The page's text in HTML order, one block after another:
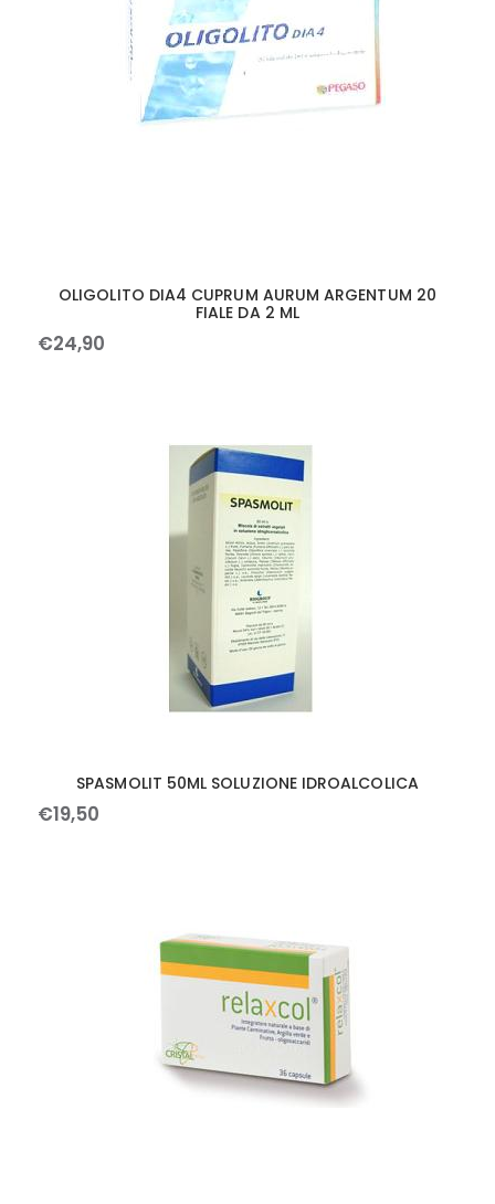
OLIGOLITO DIA4 CUPRUM AURUM ARGENTUM 20
FIALE DA 2 ML
€24,90
SPASMOLIT 50ML SOLUZIONE IDROALCOLICA
€19,50